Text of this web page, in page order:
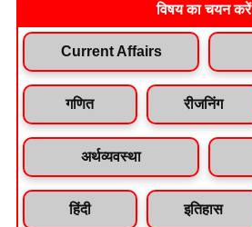
विषय का चयन करें
Current Affairs
गणित रीजनिंग
अर्थव्यवस्था
हिंदी इतिहास